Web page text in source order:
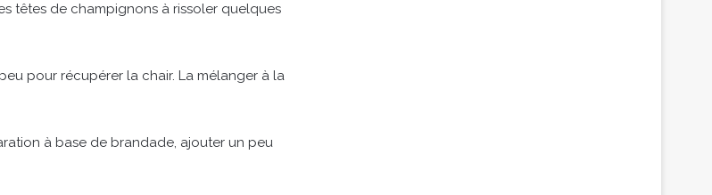
têtes de champignons à rissoler quelques
pour récupérer la chair. La mélanger à la
à base de brandade, ajouter un peu